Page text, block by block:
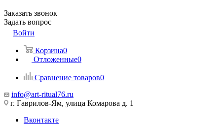
Заказать звонок
Задать вопрос
Войти
Корзина0
Отложенные0
Сравнение товаров0
info@art-ritual76.ru
г. Гаврилов-Ям, улица Комарова д. 1
Вконтакте